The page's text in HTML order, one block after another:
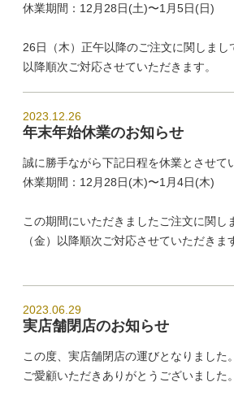
休業期間：12月28日(土)〜1月5日(日)
26日（木）正午以降のご注文に関しまし
以降順次ご対応させていただきます。
2023.12.26
年末年始休業のお知らせ
誠に勝手ながら下記日程を休業とさせて
休業期間：12月28日(木)〜1月4日(木)
この期間にいただきましたご注文に関し
（金）以降順次ご対応させていただきま
2023.06.29
実店舗閉店のお知らせ
この度、実店舗閉店の運びとなりました。
ご愛顧いただきありがとうございました。